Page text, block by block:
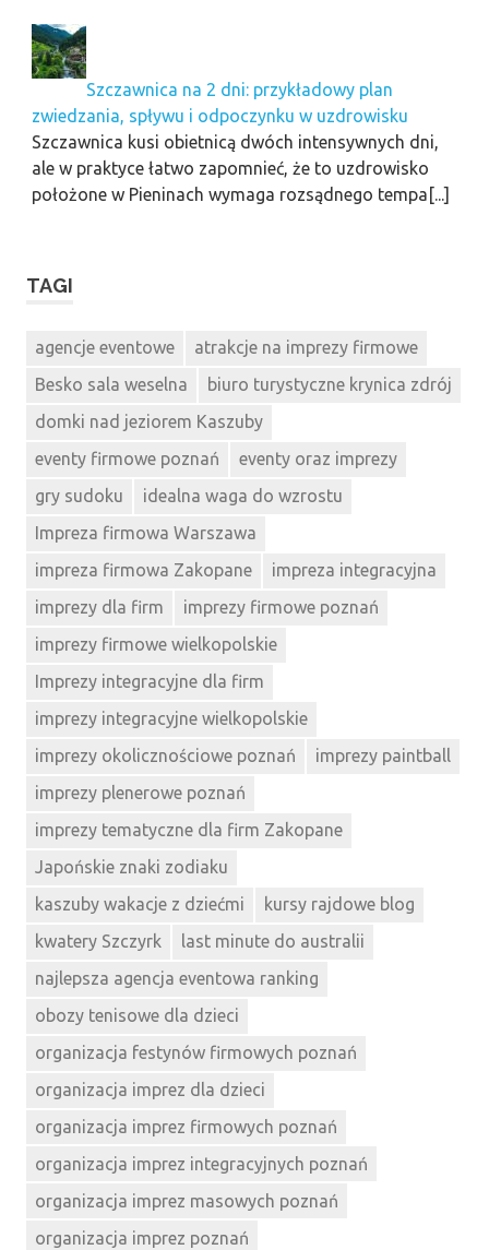
Szczawnica na 2 dni: przykładowy plan
zwiedzania, spływu i odpoczynku w uzdrowisku
Szczawnica kusi obietnicą dwóch intensywnych dni,
ale w praktyce łatwo zapomnieć, że to uzdrowisko
położone w Pieninach wymaga rozsądnego tempa[...]
TAGI
agencje eventowe
atrakcje na imprezy firmowe
Besko sala weselna
biuro turystyczne krynica zdrój
domki nad jeziorem Kaszuby
eventy firmowe poznań
eventy oraz imprezy
gry sudoku
idealna waga do wzrostu
Impreza firmowa Warszawa
impreza firmowa Zakopane
impreza integracyjna
imprezy dla firm
imprezy firmowe poznań
imprezy firmowe wielkopolskie
Imprezy integracyjne dla firm
imprezy integracyjne wielkopolskie
imprezy okolicznościowe poznań
imprezy paintball
imprezy plenerowe poznań
imprezy tematyczne dla firm Zakopane
Japońskie znaki zodiaku
kaszuby wakacje z dziećmi
kursy rajdowe blog
kwatery Szczyrk
last minute do australii
najlepsza agencja eventowa ranking
obozy tenisowe dla dzieci
organizacja festynów firmowych poznań
organizacja imprez dla dzieci
organizacja imprez firmowych poznań
organizacja imprez integracyjnych poznań
organizacja imprez masowych poznań
organizacja imprez poznań